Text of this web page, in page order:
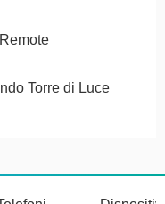
Torre di Luce